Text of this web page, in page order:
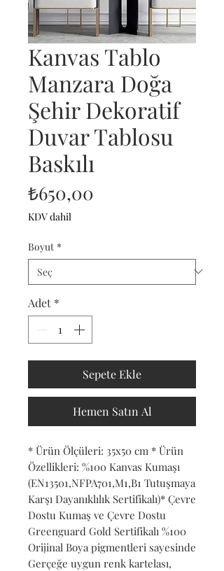
Kanvas Tablo
Manzara Doğa
Şehir Dekoratif
Duvar Tablosu
Baskılı
₺650,00
KDV dahil
Boyut *
Adet *
Sepete Ekle
Hemen Satın Al
* Ürün Ölçüleri: 35x50 cm * Ürün
Özellikleri: %100 Kanvas Kumaşı
(EN13501,NFPA701,M1,B1 Tutuşmaya
Karşı Dayanıklılık Sertifikalı)* Çevre
Dostu Kumaş ve Çevre Dostu
Greenguard Gold Sertifikalı %100
Orijinal Boya pigmentleri sayesinde
Gerçeğe uygun renk kartelası,